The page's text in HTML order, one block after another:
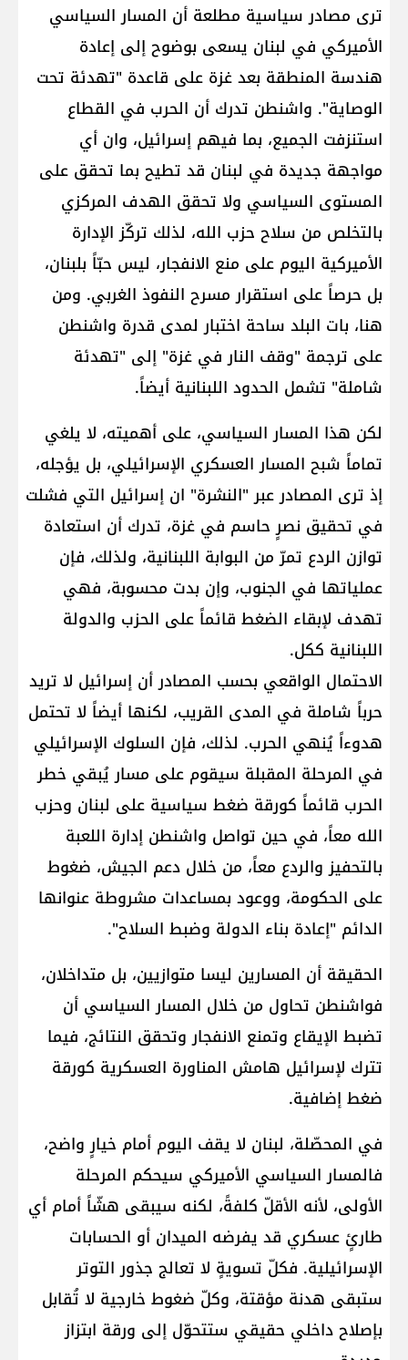
ترى مصادر سياسية مطلعة أن المسار السياسي
الأميركي في لبنان يسعى بوضوح إلى إعادة
هندسة المنطقة بعد غزة على قاعدة "تهدئة تحت
الوصاية". واشنطن تدرك أن الحرب في القطاع
استنزفت الجميع، بما فيهم إسرائيل، وان أي
مواجهة جديدة في لبنان قد تطيح بما تحقق على
المستوى السياسي ولا تحقق الهدف المركزي
بالتخلص من سلاح ​حزب الله​، لذلك تركّز الإدارة
الأميركية اليوم على منع الانفجار، ليس حبّاً بلبنان،
بل حرصاً على استقرار مسرح النفوذ الغربي. ومن
هنا، بات البلد ساحة اختبار لمدى قدرة واشنطن
على ترجمة "وقف النار في غزة" إلى "تهدئة
شاملة" تشمل الحدود اللبنانية أيضاً.
لكن هذا المسار السياسي، على أهميته، لا يلغي
تماماً شبح المسار العسكري الإسرائيلي، بل يؤجله،
إذ ترى المصادر عبر "النشرة" ان إسرائيل التي فشلت
في تحقيق نصرٍ حاسم في غزة، تدرك أن استعادة
توازن الردع تمرّ من البوابة اللبنانية، ولذلك، فإن
عملياتها في الجنوب، وإن بدت محسوبة، فهي
تهدف لإبقاء الضغط قائماً على الحزب والدولة
اللبنانية ككل.
الاحتمال الواقعي بحسب المصادر أن إسرائيل لا تريد
حرباً شاملة في المدى القريب، لكنها أيضاً لا تحتمل
هدوءاً يُنهي الحرب. لذلك، فإن السلوك الإسرائيلي
في المرحلة المقبلة سيقوم على مسار يُبقي خطر
الحرب قائماً كورقة ضغط سياسية على لبنان وحزب
الله معاً، في حين تواصل واشنطن إدارة اللعبة
بالتحفيز والردع معاً، من خلال دعم الجيش، ضغوط
على الحكومة، ووعود بمساعدات مشروطة عنوانها
الدائم "إعادة بناء الدولة وضبط السلاح".
الحقيقة أن المسارين ليسا متوازيين، بل متداخلان،
فواشنطن تحاول من خلال المسار السياسي أن
تضبط الإيقاع وتمنع الانفجار وتحقق النتائج، فيما
تترك لإسرائيل هامش المناورة العسكرية كورقة
ضغط إضافية.
في المحصّلة، لبنان لا يقف اليوم أمام خيارٍ واضح،
فالمسار السياسي الأميركي سيحكم المرحلة
الأولى، لأنه الأقلّ كلفةً، لكنه سيبقى هشّاً أمام أي
طارئٍ عسكري قد يفرضه الميدان أو الحسابات
الإسرائيلية. فكلّ تسويةٍ لا تعالج جذور التوتر
ستبقى هدنة مؤقتة، وكلّ ضغوط خارجية لا تُقابل
بإصلاح داخلي حقيقي ستتحوّل إلى ورقة ابتزاز